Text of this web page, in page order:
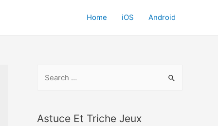
Home iOS Android
r
Astuce Et Triche Jeux